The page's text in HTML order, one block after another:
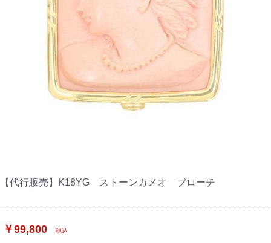
【代行販売】K18YG ストーンカメオ ブローチ
￥99,800 税込